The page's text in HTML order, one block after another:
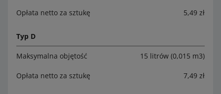
Opłata netto za sztukę 5,49 zł
Typ D
Maksymalna objętość 15 litrów (0,015 m3)
Opłata netto za sztukę 7,49 zł